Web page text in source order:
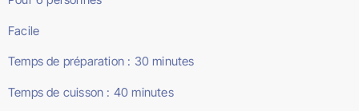
Facile
Temps de préparation : 30 minutes
Temps de cuisson : 40 minutes